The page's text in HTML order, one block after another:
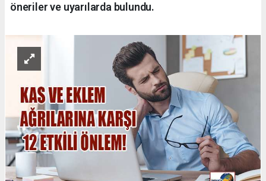
öneriler ve uyarılarda bulundu.